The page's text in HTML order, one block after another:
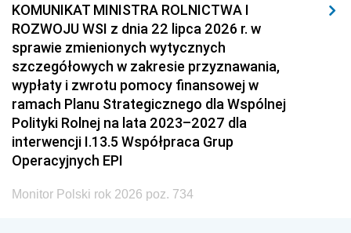
KOMUNIKAT MINISTRA ROLNICTWA I
ROZWOJU WSI z dnia 22 lipca 2026 r. w
sprawie zmienionych wytycznych
szczegółowych w zakresie przyznawania,
wypłaty i zwrotu pomocy finansowej w
ramach Planu Strategicznego dla Wspólnej
Polityki Rolnej na lata 2023–2027 dla
interwencji I.13.5 Współpraca Grup
Operacyjnych EPI
Monitor Polski rok 2026 poz. 734